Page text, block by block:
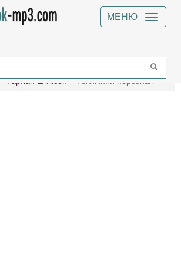
МЕНЮ
Гарлан Еллісон Технічний персонал